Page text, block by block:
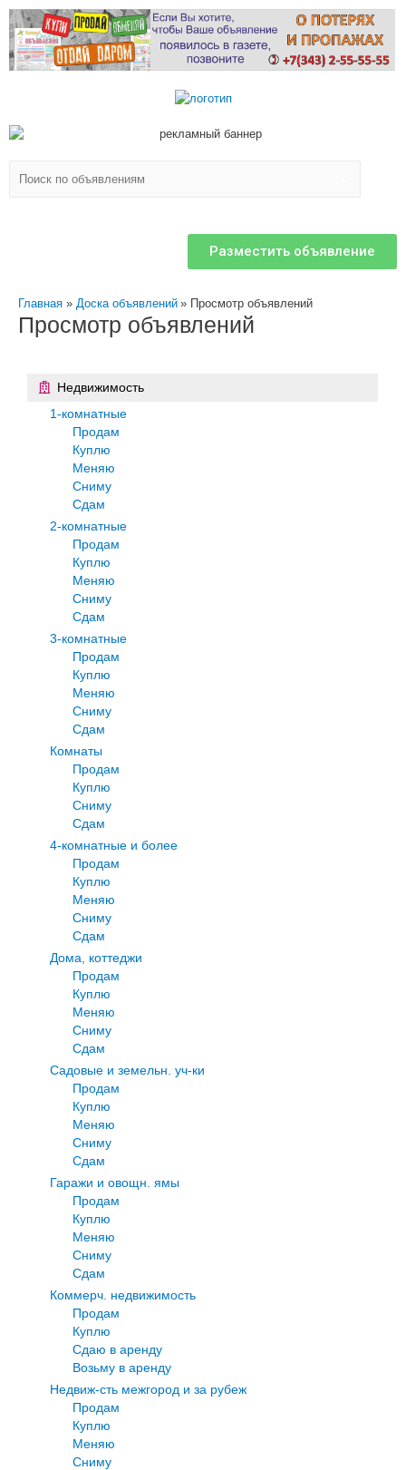
Разместить объявление
Главная Доска объявлений Просмотр объявлений
Просмотр объявлений
Недвижимость
1-комнатные
Продам
Куплю
Меняю
Сниму
Сдам
2-комнатные
Продам
Куплю
Меняю
Сниму
Сдам
3-комнатные
Продам
Куплю
Меняю
Сниму
Сдам
Комнаты
Продам
Куплю
Сниму
Сдам
4-комнатные и более
Продам
Куплю
Меняю
Сниму
Сдам
Дома, коттеджи
Продам
Куплю
Меняю
Сниму
Сдам
Садовые и земельн. уч-ки
Продам
Куплю
Меняю
Сниму
Сдам
Гаражи и овощн. ямы
Продам
Куплю
Меняю
Сниму
Сдам
Коммерч. недвижимость
Продам
Куплю
Сдаю в аренду
Возьму в аренду
Недвиж-сть межгород и за рубеж
Продам
Куплю
Меняю
Сниму